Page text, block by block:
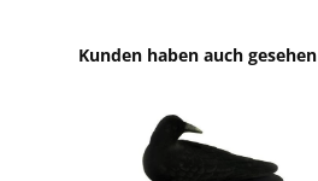
Produktgalerie überspringen
Kunden haben auch gesehen